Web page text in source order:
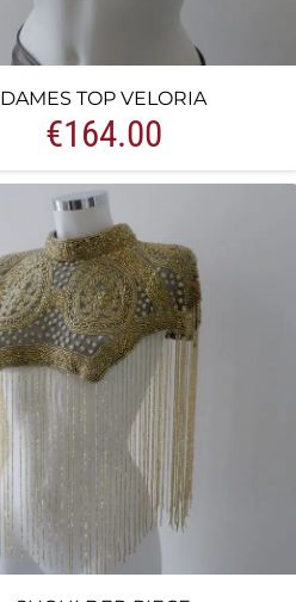
DAMES TOP VELORIA
€164.00